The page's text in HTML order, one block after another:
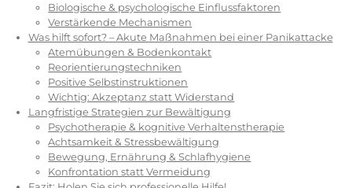
Biologische & psychologische Einflussfaktoren
Verstärkende Mechanismen
Was hilft sofort? – Akute Maßnahmen bei einer Panikattacke
Atemübungen & Bodenkontakt
Reorientierungstechniken
Positive Selbstinstruktionen
Wichtig: Akzeptanz statt Widerstand
Langfristige Strategien zur Bewältigung
Psychotherapie & kognitive Verhaltenstherapie
Achtsamkeit & Stressbewältigung
Bewegung, Ernährung & Schlafhygiene
Konfrontation statt Vermeidung